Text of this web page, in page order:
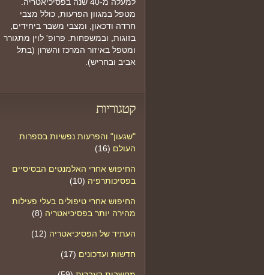
מטפל במגוון הפרעות, כולל מצבי
חרדה ודכאון, ומצבי משבר ביחידים,
בזוגות, ובמשפחות. פרופ' לוין מתגורר
ומטפל באיזור המרכז והשרון (בתל
אביב ובחריש).
קטגוריות
"שגעון" והפרעות נפשיות בספרות
העולם (16)
החיפוש אחרי האלמנטים הבסיסיים
בפסיכותרפיה (10)
החיפוש אחרי טיפולים בעלי פעילות
מהירה יותר בפסיכיאטריה (8)
העתיד של הפסיכיאטריה (12)
חדשות ועדכונים (17)